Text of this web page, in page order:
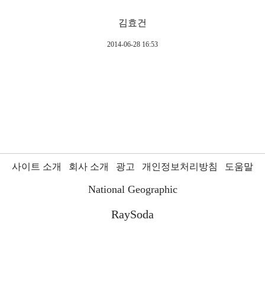
김효건
2014-06-28 16:53
사이트 소개 회사 소개 광고 개인정보처리방침 도움말
National Geographic
RaySoda